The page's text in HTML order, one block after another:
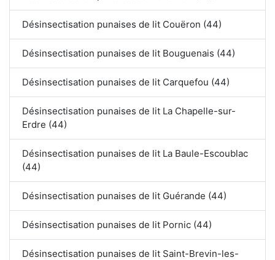
Désinsectisation punaises de lit Couëron (44)
Désinsectisation punaises de lit Bouguenais (44)
Désinsectisation punaises de lit Carquefou (44)
Désinsectisation punaises de lit La Chapelle-sur-
Erdre (44)
Désinsectisation punaises de lit La Baule-Escoublac
(44)
Désinsectisation punaises de lit Guérande (44)
Désinsectisation punaises de lit Pornic (44)
Désinsectisation punaises de lit Saint-Brevin-les-